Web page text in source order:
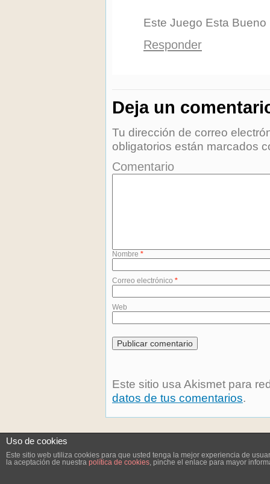
Este Juego Esta Bueno
Responder
Deja un
Tu dirección de correo
obligatorios están marcados
Comentario
Nombre *
Correo electrónico *
Web
Este sitio usa Akismet para
datos de tus comentarios.
Uso de cookies
Este sitio web utiliza cookies para que usted tenga la mejor experiencia de
la aceptación de nuestra política de cookies, pinche el enlace para mayor